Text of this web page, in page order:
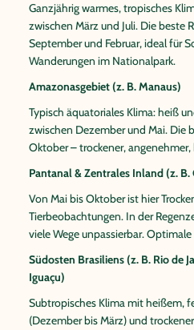
Ganzjährig warmes, tropisches
zwischen März und Juli. Die beste
September und Februar, ideal für
Wanderungen im Nationalpark.
Amazonasgebiet (z. B. Manaus)
Typisch äquatoriales Klima: heiß
zwischen Dezember und Mai. Die
Oktober – trockener,
Pantanal & Zentrales Inland (z. B.
Von Mai bis Oktober ist hier
Tierbeobachtungen. In der
viele Wege unpassierbar.
Südosten Brasiliens (z. B. Rio de
Iguaçu)
Subtropisches Klima mit heißem,
(Dezember bis März) und